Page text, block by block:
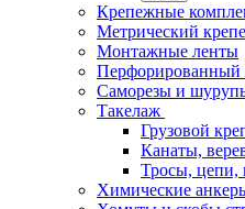
Крепежные
Метрический
Монтажные ленты
Перфорированный
Саморезы и
Такелаж
Грузовой
Канаты,
Тросы, цепи,
Химические